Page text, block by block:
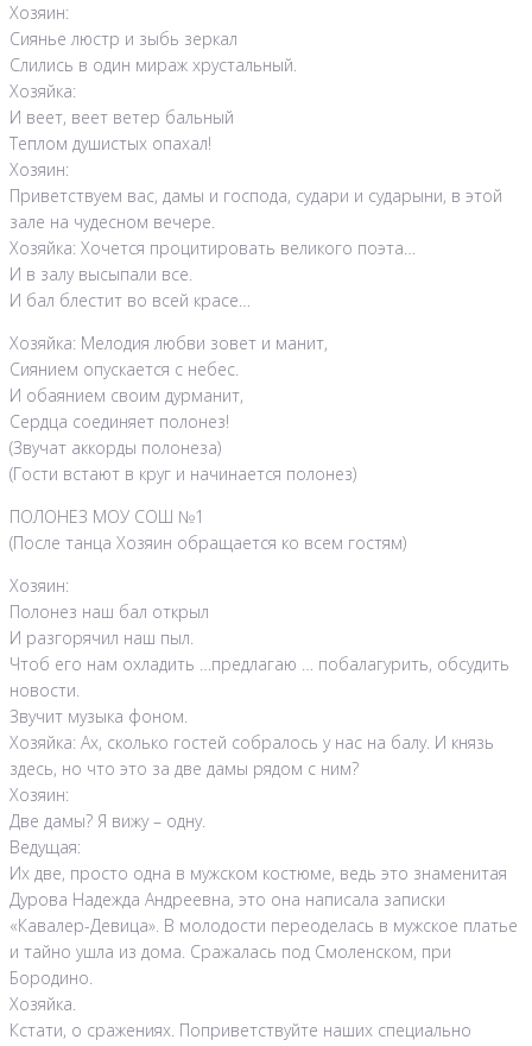
Хозяин:
Сиянье люстр и зыбь зеркал
Слились в один мираж хрустальный.
Хозяйка:
И веет, веет ветер бальный
Теплом душистых опахал!
Хозяин:
Приветствуем вас, дамы и господа, судари и сударыни, в этой
зале на чудесном вечере.
Хозяйка: Хочется процитировать великого поэта…
И в залу высыпали все.
И бал блестит во всей красе…
Хозяйка: Мелодия любви зовет и манит,
Сиянием опускается с небес.
И обаянием своим дурманит,
Сердца соединяет полонез!
(Звучат аккорды полонеза)
(Гости встают в круг и начинается полонез)
ПОЛОНЕЗ МОУ СОШ №1
(После танца Хозяин обращается ко всем гостям)
Хозяин:
Полонез наш бал открыл
И разгорячил наш пыл.
Чтоб его нам охладить …предлагаю … побалагурить, обсудить
новости.
Звучит музыка фоном.
Хозяйка: Ах, сколько гостей собралось у нас на балу. И князь
здесь, но что это за две дамы рядом с ним?
Хозяин:
Две дамы? Я вижу – одну.
Ведущая:
Их две, просто одна в мужском костюме, ведь это знаменитая
Дурова Надежда Андреевна, это она написала записки
«Кавалер-Девица». В молодости переоделась в мужское платье
и тайно ушла из дома. Сражалась под Смоленском, при
Бородино.
Хозяйка.
Кстати, о сражениях. Поприветствуйте наших специально